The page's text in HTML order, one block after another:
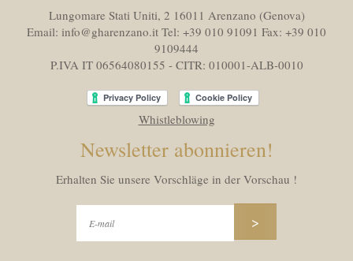
Lungomare Stati Uniti, 2 16011 Arenzano (Genova)
Email: info@gharenzano.it Tel: +39 010 91091 Fax: +39 010
9109444
P.IVA IT 06564080155 - CITR: 010001-ALB-0010
Whistleblowing
Newsletter abonnieren!
Erhalten Sie unsere Vorschläge in der Vorschau !
>